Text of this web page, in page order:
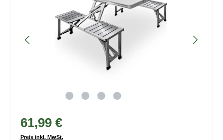
61,99 €
Preis inkl. MwSt.